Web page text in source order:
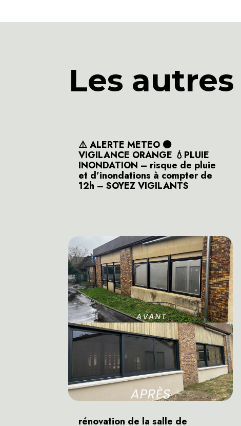
Les
⚠️ ALERTE METEO 🟠
VIGILANCE ORANGE 💧PLUIE
INONDATION – risque de pluie
et d’inondations à compter de
12h – SOYEZ VIGILANTS
rénovation de la salle de